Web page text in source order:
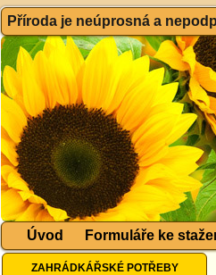
Příroda je neúprosná a
Úvod Formuláře ke
ZAHRÁDKÁŘSKÉ POTŘEBY